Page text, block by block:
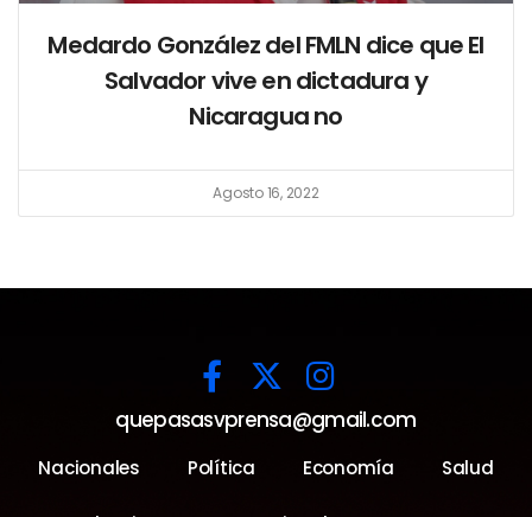
Medardo González del FMLN dice que El
Salvador vive en dictadura y
Nicaragua no
Agosto 16, 2022
quepasasvprensa@gmail.com
Nacionales Política Economía Salud